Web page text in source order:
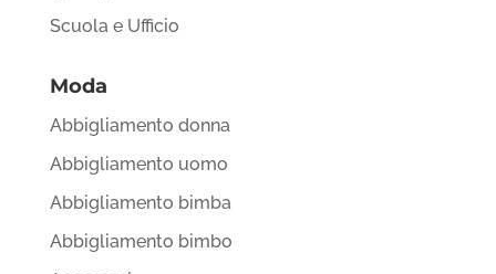
Scuola e Ufficio
Moda
Abbigliamento donna
Abbigliamento uomo
Abbigliamento bimba
Abbigliamento bimbo